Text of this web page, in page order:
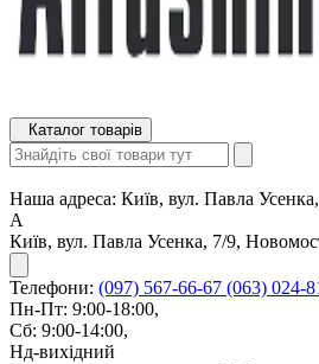
Каталог товарів
Наша адреса: Київ, вул. Павла
А
Київ, вул. Павла Усенка, 7/9,
Телефони: (097) 567-66-67 (063) 024-
Пн-Пт: 9:00-18:00,
Сб: 9:00-14:00,
Нд-вихідний